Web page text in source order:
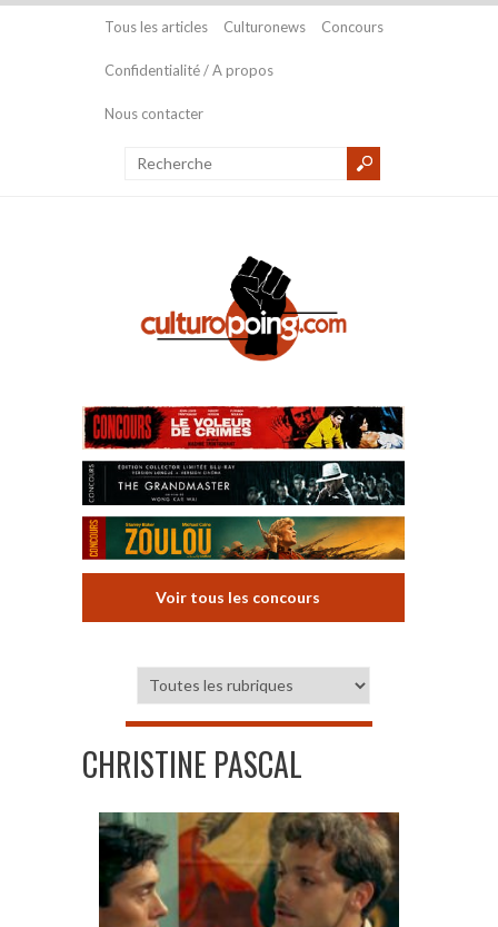
Tous les articles Culturonews Concours
Confidentialité / A propos
Nous contacter
Voir tous les concours
CHRISTINE PASCAL